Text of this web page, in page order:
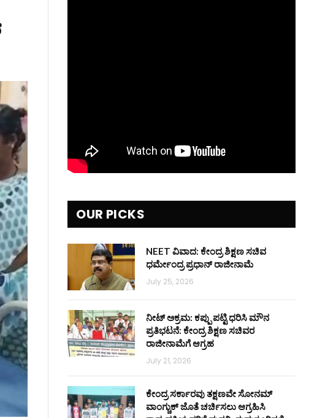
OUR PICKS
NEET ವಿವಾದ: ಕೇಂದ್ರ ಶಿಕ್ಷಣ ಸಚಿವ
ಧರ್ಮೇಂದ್ರ ಪ್ರಧಾನ್ ರಾಜೀನಾಮೆ
July 25, 2026
ನೀಟ್ ಅಕ್ರಮ: ಕಪ್ಪು ಪಟ್ಟಿ ಧರಿಸಿ ಮೌನ
ಪ್ರತಿಭಟನೆ: ಕೇಂದ್ರ ಶಿಕ್ಷಣ ಸಚಿವರ
ರಾಜೀನಾಮೆಗೆ ಆಗ್ರಹ
July 21, 2026
ಕೇಂದ್ರ ಸರ್ಕಾರವು ತಕ್ಷಣವೇ ಸೋನಮ್
ವಾಂಗ್ಚುಕ್ ಜೊತೆ ಚರ್ಚಿಸಲು ಆಗ್ರಹಿಸಿ